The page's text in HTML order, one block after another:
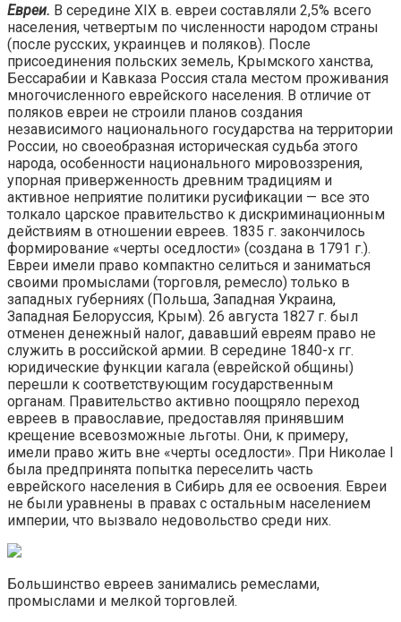
Евреи. В середине XIX в. евреи составляли 2,5% всего
населения, четвертым по численности народом страны
(после русских, украинцев и поляков). После
присоединения польских земель, Крымского ханства,
Бессарабии и Кавказа Россия стала местом проживания
многочисленного еврейского населения. В отличие от
поляков евреи не строили планов создания
независимого национального государства на территории
России, но своеобразная историческая судьба этого
народа, особенности национального мировоззрения,
упорная приверженность древним традициям и
активное неприятие политики русификации — все это
толкало царское правительство к дискриминационным
действиям в отношении евреев. 1835 г. закончилось
формирование «черты оседлости» (создана в 1791 г.).
Евреи имели право компактно селиться и заниматься
своими промыслами (торговля, ремесло) только в
западных губерниях (Польша, Западная Украина,
Западная Белоруссия, Крым). 26 августа 1827 г. был
отменен денежный налог, дававший евреям право не
служить в российской армии. В середине 1840-х гг.
юридические функции кагала (еврейской общины)
перешли к соответствующим государственным
органам. Правительство активно поощряло переход
евреев в православие, предоставляя принявшим
крещение всевозможные льготы. Они, к примеру,
имели право жить вне «черты оседлости». При Николае I
была предпринята попытка переселить часть
еврейского населения в Сибирь для ее освоения. Евреи
не были уравнены в правах с остальным населением
империи, что вызвало недовольство среди них.
Большинство евреев занимались ремеслами,
промыслами и мелкой торговлей.